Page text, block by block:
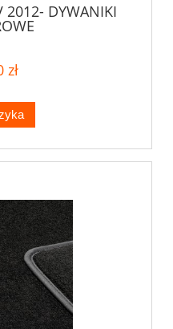
2012- DYWANIKI
zł